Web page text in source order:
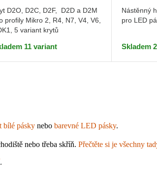
D2O, D2C, D2F, D2D a D2M
profily Mikro 2, R4, N7, V4, V6,
5 variant krytů
11 variant
Nástěnný
pro LED
Skladem
bílé pásky nebo barevné LED pásky.
nebo třeba skříň. Přečtěte si je všechny
.